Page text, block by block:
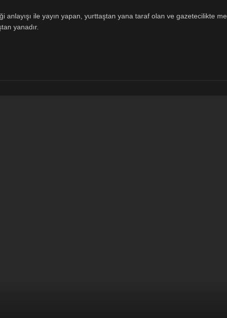
anlayışı ile yayın yapan, yurttaştan yana taraf olan ve gazetecilikte
yanadır.